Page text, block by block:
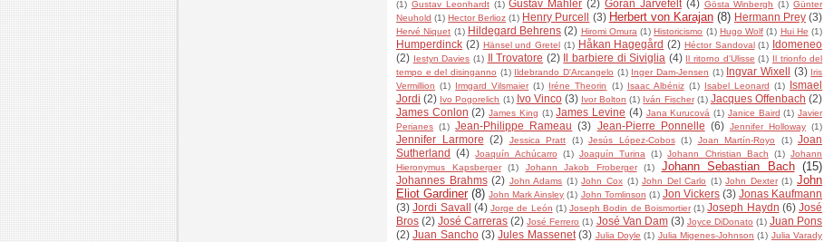
(1) Gustav Leonhardt (1) Gustav Mahler (2) Göran Järvefelt (4) Gösta Winbergh (1) Günter
Neuhold (1) Hector Berlioz (1) Henry Purcell (3) Herbert von Karajan (8) Hermann Prey (3)
Hervé Niquet (1) Hildegard Behrens (2) Hiromi Omura (1) Historicismo (1) Hugo Wolf (1) Hui He (1)
Humperdinck (2) Hänsel und Gretel (1) Håkan Hagegård (2) Héctor Sandoval (1)
Idomeneo
(2)
Iestyn Davies (1) Il Trovatore (2) Il barbiere di Siviglia (4) Il ritorno d'Ulisse (1)
Il trionfo del
tempo e del disinganno (1) Ildebrando D'Arcangelo (1) Inger Dam-Jensen (1) Ingvar Wixell (3) Iris
Vermillion (1) Irmgard Vilsmaier (1) Iréne Theorin (1) Isaac Albéniz (1) Isabel Leonard (1)
Ismael
Jordi (2) Ivo Pogorelich (1) Ivo Vinco (3) Ivor Bolton (1) Iván Fischer (1) Jacques Offenbach (2)
James Conlon (2) James King (1) James Levine (4) Jana Kurucová (1) Janice Baird (1) Javier
Perianes (1) Jean-Philippe Rameau (3) Jean-Pierre Ponnelle (6) Jennifer Holloway (1)
Jennifer Larmore (2) Jessica Pratt (1) Jesús López-Cobos (1) Joan Martín-Royo (1) Joan
Sutherland
(4) Joaquín Achúcarro (1) Joaquín Turina (1) Johann Christian Bach (1) Johann
Hieronymus Kapsberger
(1) Johann Jakob Froberger (1) Johann Sebastian Bach (15)
Johannes Brahms (2) John Adams (1) John Cox (1) John Del Carlo (1) John Dexter (1) John
Eliot Gardiner (8) John Mark Ainsley (1) John Tomlinson (1) Jon Vickers (3) Jonas Kaufmann
(3) Jordi Savall (4) Jorge de León (1) Joseph Bodin de Boismortier (1) Joseph Haydn (6) José
Bros (2) José Carreras (2) José Ferrero (1) José Van Dam (3) Joyce DiDonato (1) Juan Pons
(2) Juan Sancho (3) Jules Massenet (3) Julia Doyle (1) Julia Migenes-Johnson (1) Julia Varady